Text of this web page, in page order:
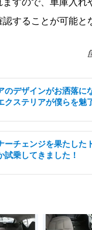
ますので、車庫入れ
することが可能と
のデザインがお洒落に
クステリアが僕らを魅
ーチェンジを果たした
試乗してきました！